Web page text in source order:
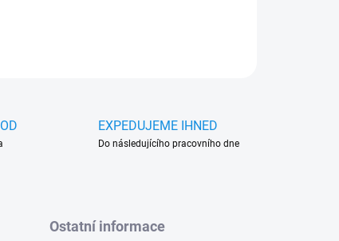
EXPEDUJEME IHNED
Do následujícího pracovního dne
Ostatní informace